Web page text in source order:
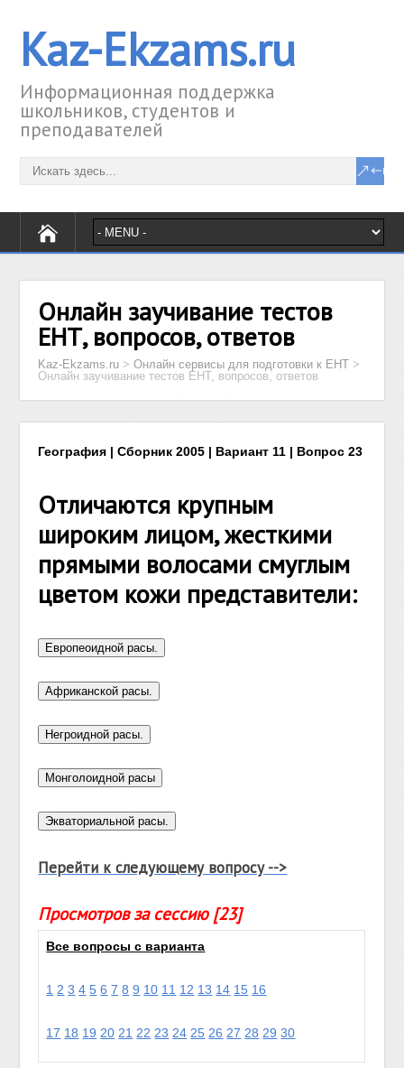
Kaz-Ekzams.ru
Информационная поддержка
школьников, студентов и
преподавателей
Онлайн заучивание тестов
ЕНТ, вопросов, ответов
Kaz-Ekzams.ru >Онлайн сервисы для подготовки к ЕНТ >
Онлайн заучивание тестов ЕНТ, вопросов, ответов
География | Сборник 2005 | Вариант 11 | Вопрос 23
Отличаются крупным
широким лицом, жесткими
прямыми волосами смуглым
цветом кожи представители:
Перейти к следующему вопросу -->
Просмотров за сессию [23]
Все вопросы с варианта
1 2 3 4 5 6 7 8 9 10 11 12 13 14 15 16
17 18 19 20 21 22 23 24 25 26 27 28 29 30